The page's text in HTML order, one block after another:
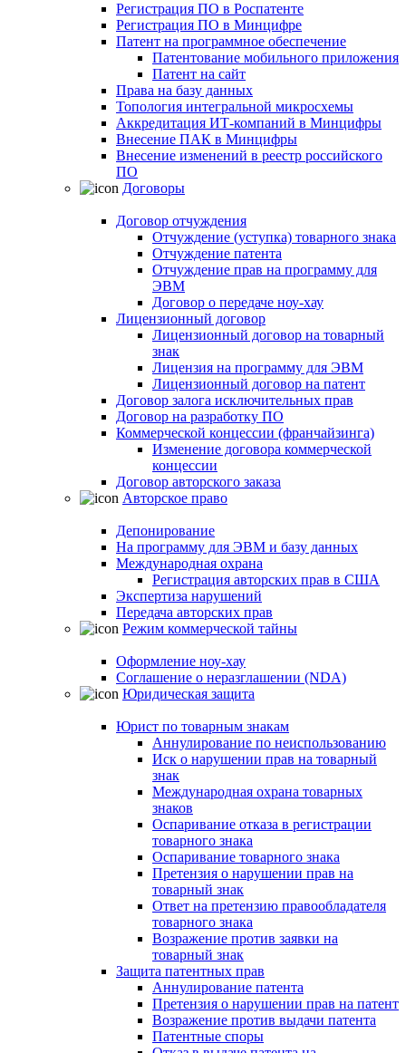
Регистрация ПО в Роспатенте
Регистрация ПО в Минцифре
Патент на программное обеспечение
Патентование мобильного приложения
Патент на сайт
Права на базу данных
Топология интегральной микросхемы
Аккредитация ИТ-компаний в Минцифры
Внесение ПАК в Минцифры
Внесение изменений в реестр российского
ПО
Договоры
Договор отчуждения
Отчуждение (уступка) товарного знака
Отчуждение патента
Отчуждение прав на программу для
ЭВМ
Договор о передаче ноу-хау
Лицензионный договор
Лицензионный договор на товарный
знак
Лицензия на программу для ЭВМ
Лицензионный договор на патент
Договор залога исключительных прав
Договор на разработку ПО
Коммерческой концессии (франчайзинга)
Изменение договора коммерческой
концессии
Договор авторского заказа
Авторское право
Депонирование
На программу для ЭВМ и базу данных
Международная охрана
Регистрация авторских прав в США
Экспертиза нарушений
Передача авторских прав
Режим коммерческой тайны
Оформление ноу-хау
Соглашение о неразглашении (NDA)
Юридическая защита
Юрист по товарным знакам
Аннулирование по неиспользованию
Иск о нарушении прав на товарный
знак
Международная охрана товарных
знаков
Оспаривание отказа в регистрации
товарного знака
Оспаривание товарного знака
Претензия о нарушении прав на
товарный знак
Ответ на претензию правообладателя
товарного знака
Возражение против заявки на
товарный знак
Защита патентных прав
Аннулирование патента
Претензия о нарушении прав на патент
Возражение против выдачи патента
Патентные споры